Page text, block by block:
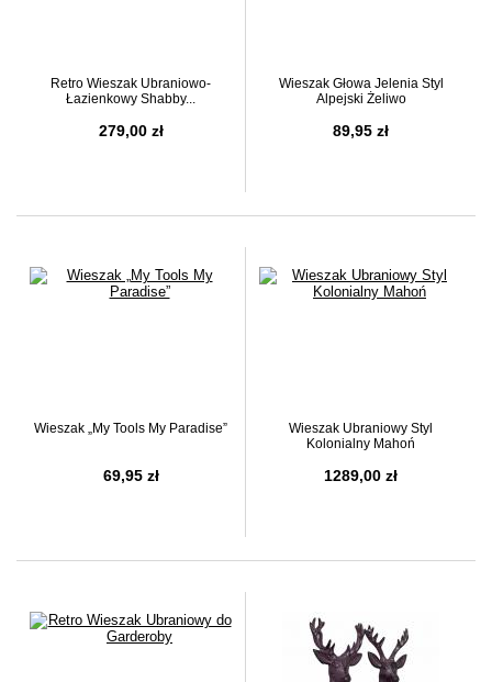
Retro Wieszak Ubraniowo-
Łazienkowy Shabby...
279,00 zł
Wieszak Głowa Jelenia Styl
Alpejski Żeliwo
89,95 zł
Wieszak „My Tools My Paradise”
69,95 zł
Wieszak Ubraniowy Styl
Kolonialny Mahoń
1289,00 zł